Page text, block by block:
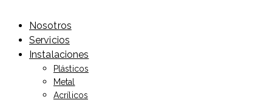
Nosotros
Servicios
Instalaciones
Plásticos
Metal
Acrílicos